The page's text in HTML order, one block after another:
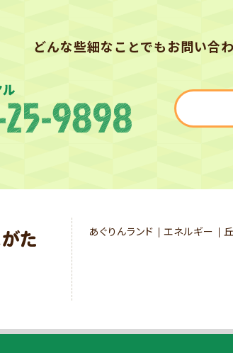
どんな些細なことでもお問い合
あぐりんランド エネルギー